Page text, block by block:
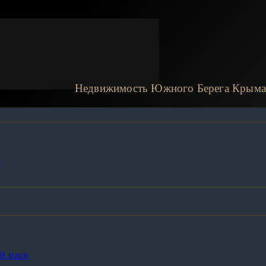
Недвижимость Южного Берега Крыма
парк